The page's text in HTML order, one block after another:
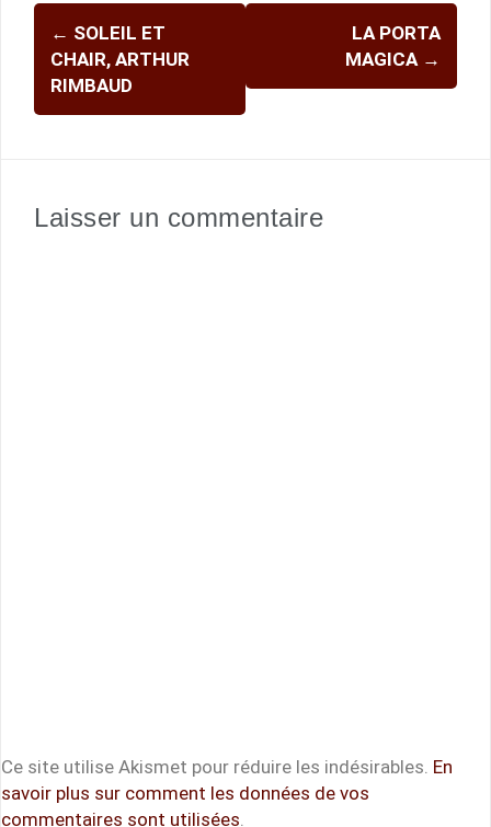
Navigation
d'article
← SOLEIL ET
CHAIR, ARTHUR
RIMBAUD
LA PORTA
MAGICA →
Laisser un commentaire
Ce site utilise Akismet pour réduire les indésirables. En
savoir plus sur comment les données de vos
commentaires sont utilisées